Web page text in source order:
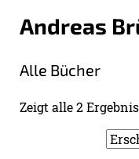
An­dre­as
Alle Bü­cher
Zeigt alle 2